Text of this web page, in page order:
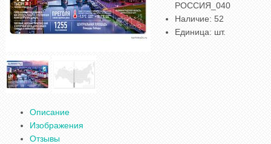
РОССИЯ_040
Наличие: 52
Единица: шт.
Описание
Изображения
Отзывы